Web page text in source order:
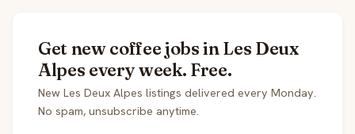
Get new coffee jobs in Les Deux
Alpes every week. Free.
New Les Deux Alpes listings delivered every Monday.
No spam, unsubscribe anytime.